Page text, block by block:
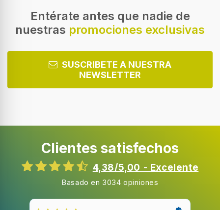
Carga frontal
Color del producto
Pantalla incorporada
LED
Tipo de control
Apertura de la puerta
Entérate antes que nadie de
nuestras promociones exclusivas
SUSCRIBETE A NUESTRA
NEWSLETTER
Clientes satisfechos
4,38/5,00 - Excelente
Basado en 3034 opiniones